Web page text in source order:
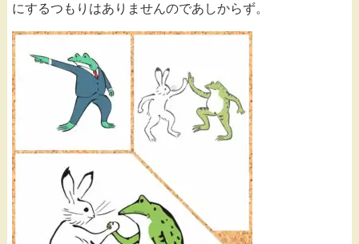
にするつもりはありませんのであしからず。